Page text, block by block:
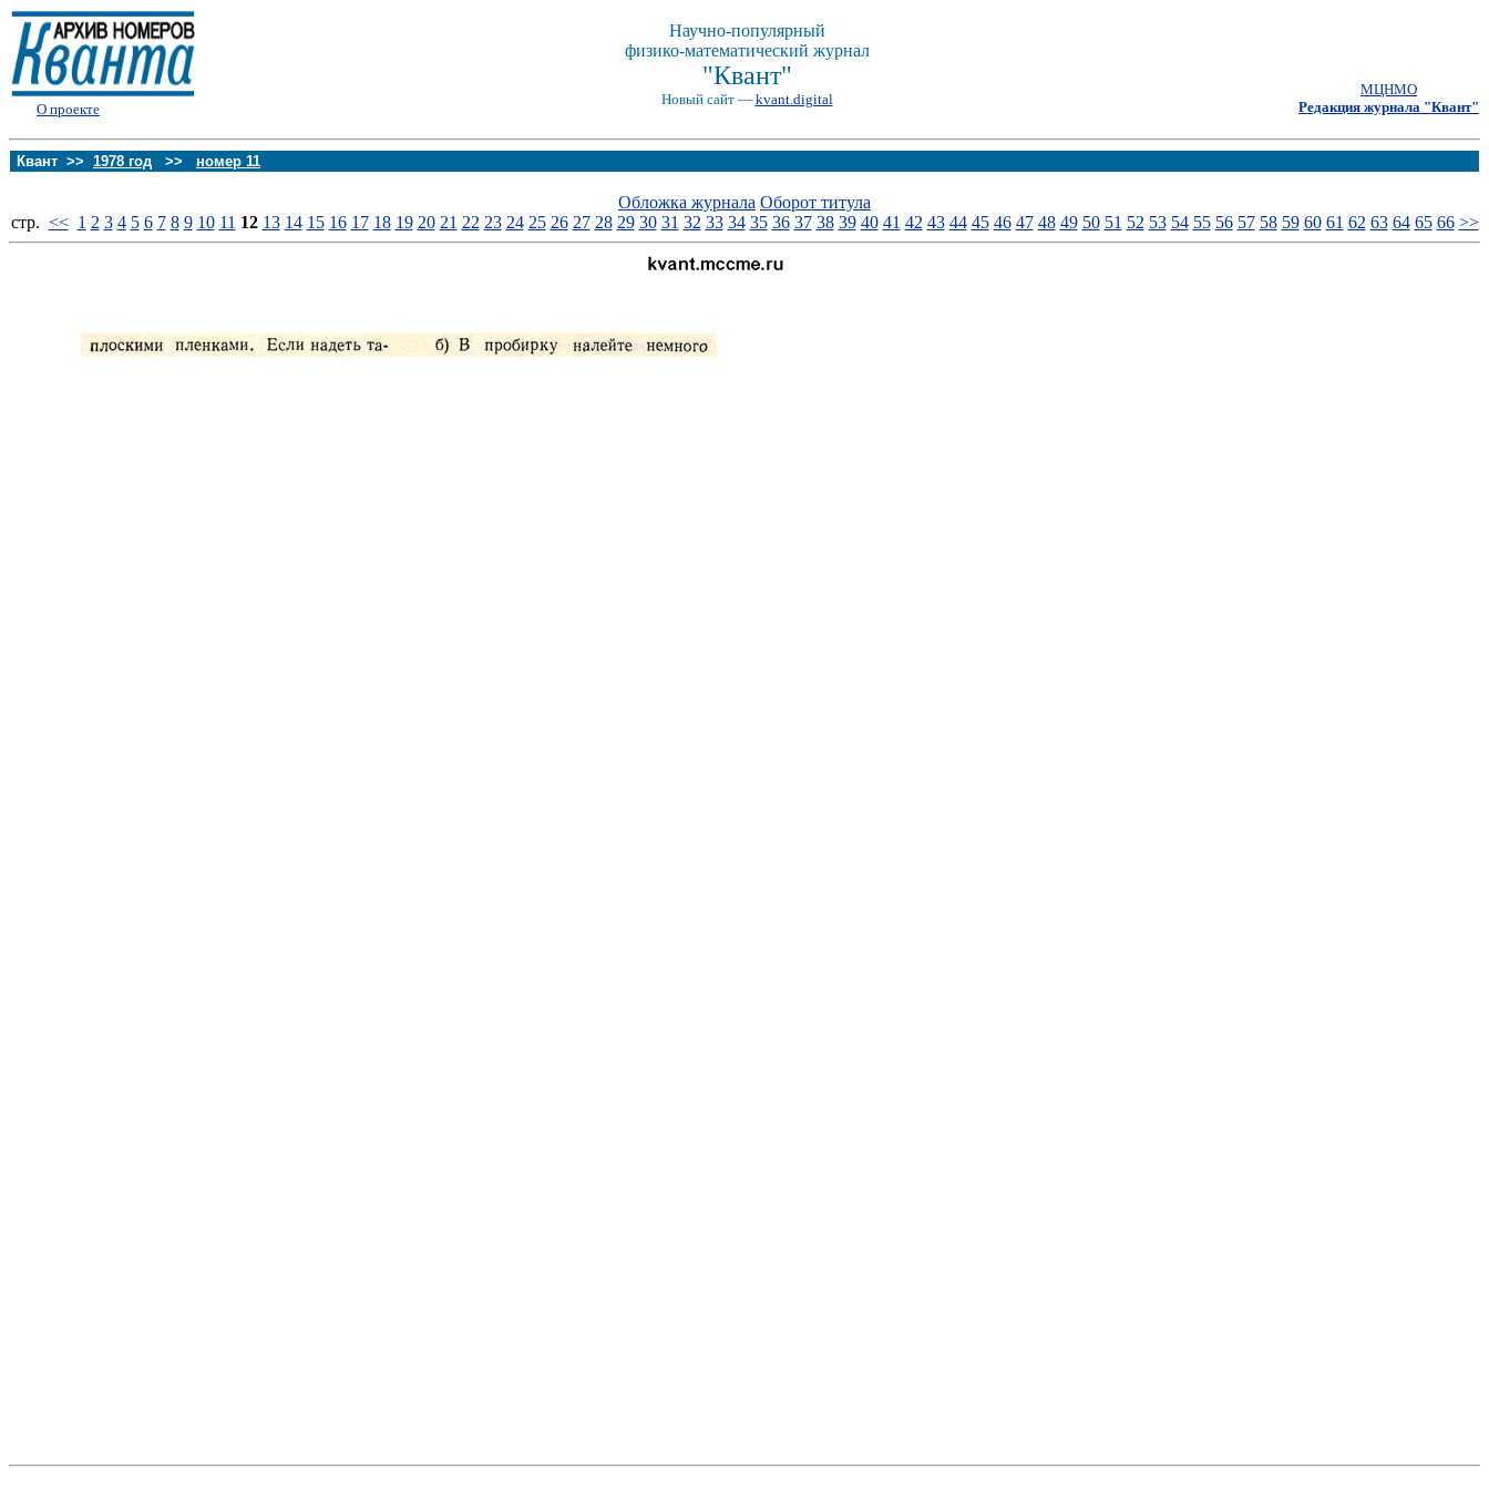
О проекте
Научно-популярный
физико-математический журнал
"Квант"
Новый сайт — kvant.digital
МЦНМО
Редакция журнала "Квант"
Квант >> 1978 год >> номер 11
Обложка журнала Оборот титула
стp. << 1 2 3 4 5 6 7 8 9 10 11 12 13 14 15 16 17 18 19 20 21 22 23 24 25 26 27 28 29 30 31 32 33 34 35 36 37 38 39 40 41 42 43 44 45 46 47 48 49 50 51 52 53 54 55 56 57 58 59 60 61 62 63 64 65 66 >>